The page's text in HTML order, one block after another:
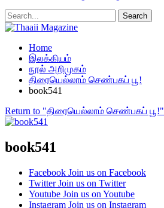
Home
இலக்கியம்
நூல் அறிமுகம்
திரையெல்லாம் செண்பகப் பூ!
book541
Return to "திரையெல்லாம் செண்பகப் பூ!"
book541
Facebook Join us on Facebook
Twitter Join us on Twitter
Youtube Join us on Youtube
Instagram Join us on Instagram